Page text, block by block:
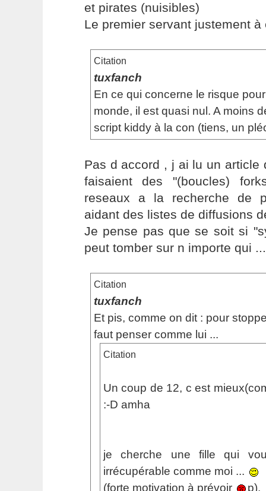
et pirates (nuisibles)
Le premier servant justement à
Citation
tuxfanch
En ce qui concerne le risque
monde, il est quasi nul. A moins
script kiddy à la con (tiens, un
Pas d accord , j ai lu un article
faisaient des "(boucles)
reseaux a la recherche de
aidant des listes de diffusions
Je pense pas que se soit si
peut tomber sur n importe qui ...
Citation
tuxfanch
Et pis, comme on dit : pour
faut penser comme lui ...
Citation
Un coup de 12, c est
:-D amha
je cherche une fille qui
irrécupérable comme moi ...
(forte motivation à prévoir
p).